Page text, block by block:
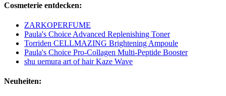
Cosmeterie entdecken:
ZARKOPERFUME
Paula's Choice Advanced Replenishing Toner
Torriden CELLMAZING Brightening Ampoule
Paula's Choice Pro-Collagen Multi-Peptide Booster
shu uemura art of hair Kaze Wave
Neuheiten: